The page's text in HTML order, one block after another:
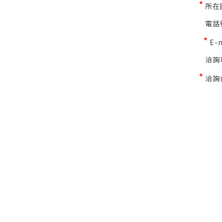
* 所在
電話
* E-
洽詢
* 洽詢